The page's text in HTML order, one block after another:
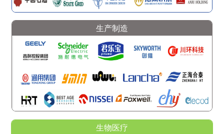
生产制造
生物医疗